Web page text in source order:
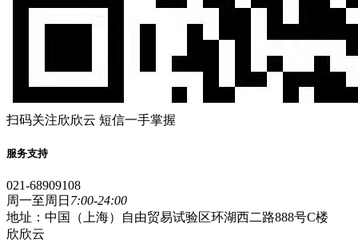
扫码关注欣欣云 短信一手掌握
服务支持
021-68909108
周一至周日 7:00-24:00
地址：中国（上海）自由贸易试验区环湖西二路888号C楼
欣欣云